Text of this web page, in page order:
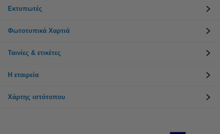
Εκτυπωτές
Φωτοτυπικά Χαρτιά
Ταινίες & ετικέτες
Η εταιρεία
Χάρτης ιστότοπου